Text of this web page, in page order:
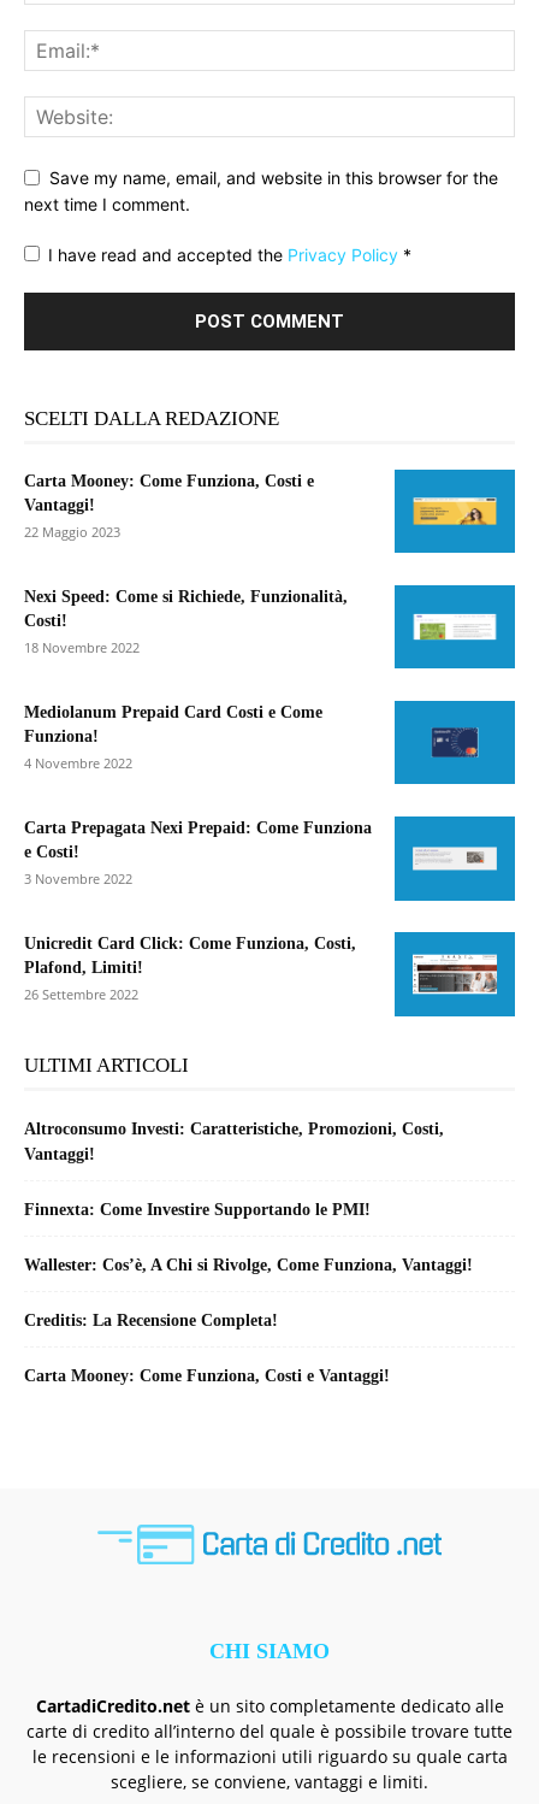
Save my name, email, and website in this browser for the
next time I comment.
I have read and accepted the Privacy Policy *
SCELTI DALLA REDAZIONE
Carta Mooney: Come Funziona, Costi e
Vantaggi!
22 Maggio 2023
Nexi Speed: Come si Richiede, Funzionalità,
Costi!
18 Novembre 2022
Mediolanum Prepaid Card Costi e Come
Funziona!
4 Novembre 2022
Carta Prepagata Nexi Prepaid: Come Funziona
e Costi!
3 Novembre 2022
Unicredit Card Click: Come Funziona, Costi,
Plafond, Limiti!
26 Settembre 2022
ULTIMI ARTICOLI
Altroconsumo Investi: Caratteristiche, Promozioni, Costi,
Vantaggi!
Finnexta: Come Investire Supportando le PMI!
Wallester: Cos’è, A Chi si Rivolge, Come Funziona, Vantaggi!
Creditis: La Recensione Completa!
Carta Mooney: Come Funziona, Costi e Vantaggi!
CHI SIAMO
CartadiCredito.netè un sito completamente dedicato alle
carte di credito all’interno del quale è possibile trovare tutte
le recensioni e le informazioni utili riguardo su quale carta
scegliere, se conviene, vantaggi e limiti.